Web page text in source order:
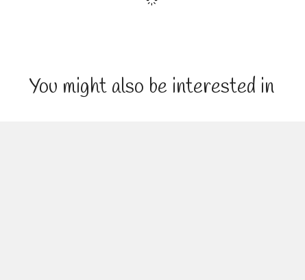
You might also be interested in